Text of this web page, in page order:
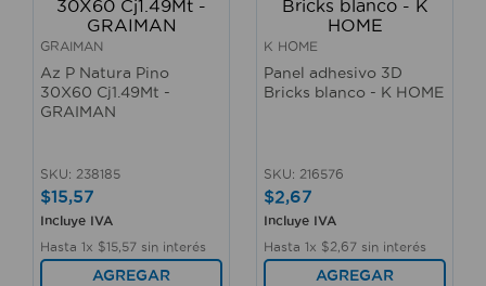
GRAIMAN
Az P Natura Pino
30X60 Cj1.49Mt -
GRAIMAN
SKU: 238185
$15,57
Incluye IVA
Hasta 1x $15 57 sin interés
AGREGAR
K HOME
Panel adhesivo 3D
Bricks blanco - K HOME
SKU: 216576
$2,67
Incluye IVA
Hasta 1x $2 67 sin interés
AGREGAR